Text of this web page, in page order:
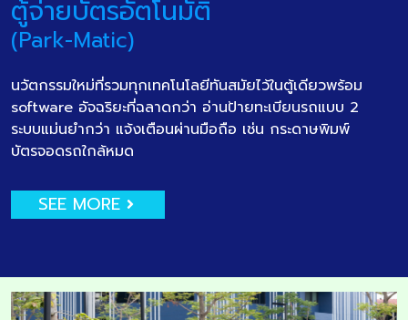
ตู้จ่ายบัตรอัตโนมัติ
(Park-Matic)
นวัตกรรมใหม่ที่รวมทุกเทคโนโลยีทันสมัยไว้ในตู้เดียวพร้อม
software อัจฉริยะที่ฉลาดกว่า อ่านป้ายทะเบียนรถแบบ 2
ระบบแม่นยำกว่า แจ้งเตือนผ่านมือถือ เช่น กระดาษพิมพ์
บัตรจอดรถใกล้หมด
SEE MORE